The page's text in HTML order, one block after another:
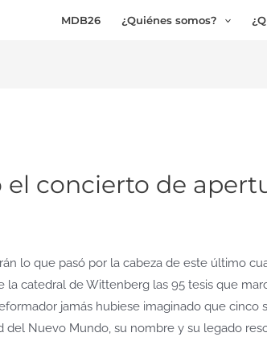
MDB26 ¿Quiénes somos?
el concierto de
lo que pasó por la cabeza de este último
la catedral de Wittenberg las 95 tesis que
jamás hubiese imaginado que
del Nuevo Mundo, su nombre y su legado